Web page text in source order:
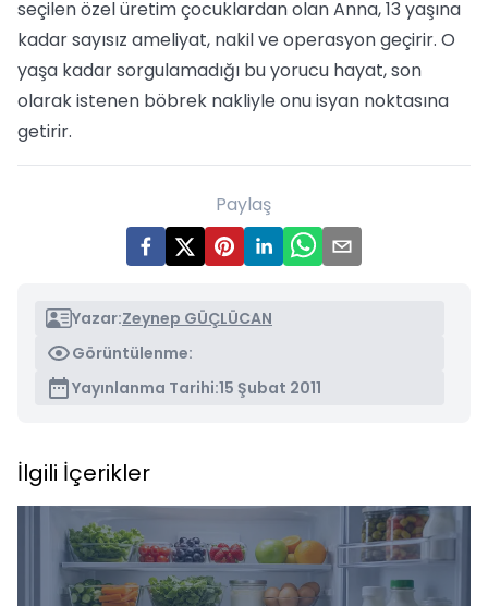
seçilen özel üretim çocuklardan olan Anna, 13 yaşına
kadar sayısız ameliyat, nakil ve operasyon geçirir. O
yaşa kadar sorgulamadığı bu yorucu hayat, son
olarak istenen böbrek nakliyle onu isyan noktasına
getirir.
Paylaş
Yazar:Zeynep GÜÇLÜCAN
Görüntülenme:
Yayınlanma Tarihi:15 Şubat 2011
İlgili İçerikler